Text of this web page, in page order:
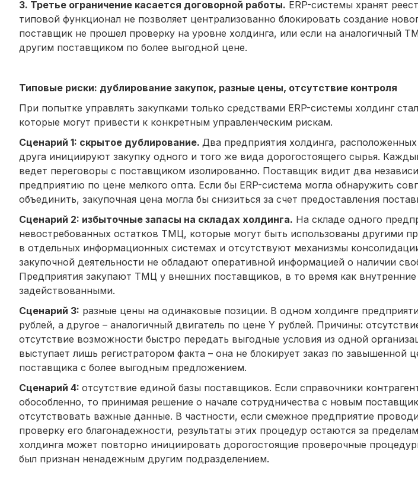
3. Третье ограничение касается договорной работы. ERP-системы хранят
типовой функционал не позволяет централизованно блокировать создание
поставщик не прошел проверку на уровне холдинга, или если на аналогичный
другим поставщиком по более выгодной цене.
Типовые риски: дублирование закупок, разные цены, отсутствие контроля
При попытке управлять закупками только средствами ERP-системы холдинг
которые могут привести к конкретным управленческим рискам.
Сценарий 1: скрытое дублирование. Два предприятия холдинга,
друга инициируют закупку одного и того же вида дорогостоящего сырья.
ведет переговоры с поставщиком изолированно. Поставщик видит два
предприятию по цене мелкого опта. Если бы ERP-система могла обнаружить
объединить, закупочная цена могла бы снизиться за счет предоставления
Сценарий 2: избыточные запасы на складах холдинга. На складе одного
невостребованных остатков ТМЦ, которые могут быть использованы другими
в отдельных информационных системах и отсутствуют механизмы
закупочной деятельности не обладают оперативной информацией о наличии
Предприятия закупают ТМЦ у внешних поставщиков, в то время как внутренние
задействованными.
Сценарий 3: разные цены на одинаковые позиции. В одном холдинге
рублей, а другое – аналогичный двигатель по цене Y рублей. Причины:
отсутствие возможности быстро передать выгодные условия из одной
выступает лишь регистратором факта – она не блокирует заказ по завышенной
поставщика с более выгодным предложением.
Сценарий 4: отсутствие единой базы поставщиков. Если справочники
обособленно, то принимая решение о начале сотрудничества с новым
отсутствовать важные данные. В частности, если смежное предприятие
проверку его благонадежности, результаты этих процедур остаются за
холдинга может повторно инициировать дорогостоящие проверочные
был признан ненадежным другим подразделением.